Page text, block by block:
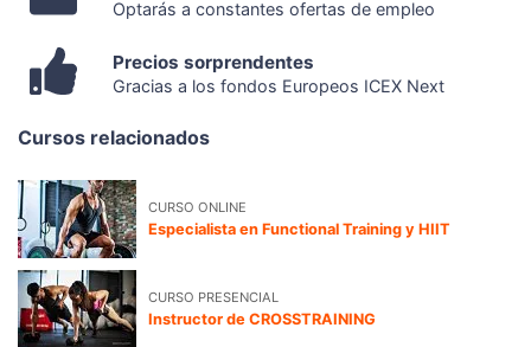
Optarás a constantes ofertas de empleo
Precios sorprendentes
Gracias a los fondos Europeos ICEX Next
Cursos relacionados
CURSO ONLINE
Especialista en Functional Training y HIIT
CURSO PRESENCIAL
Instructor de CROSSTRAINING